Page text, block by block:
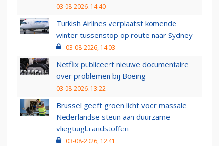
03-08-2026, 14:40
Turkish Airlines verplaatst komende
winter tussenstop op route naar Sydney
03-08-2026, 14:03
Netflix publiceert nieuwe documentaire
over problemen bij Boeing
03-08-2026, 13:22
Brussel geeft groen licht voor massale
Nederlandse steun aan duurzame
vliegtuigbrandstoffen
03-08-2026, 12:41